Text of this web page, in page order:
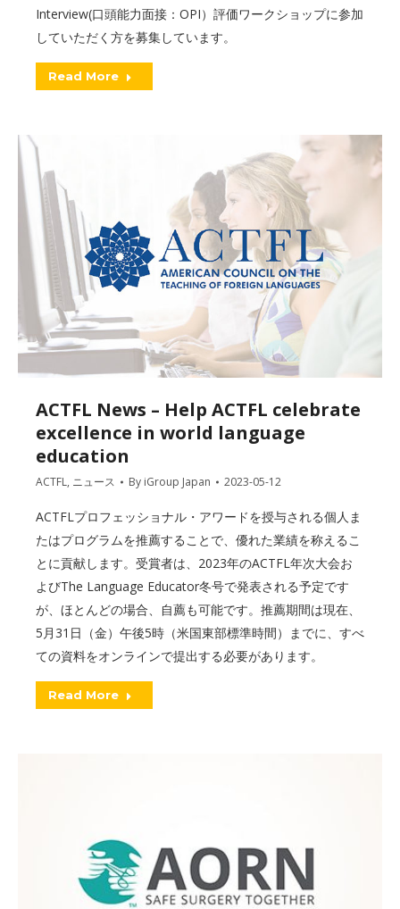
Interview(口頭能力面接：OPI）評価ワークショップに参加
していただく方を募集しています。
Read More
ACTFL News – Help ACTFL celebrate
excellence in world language
education
ACTFL, ニュース By iGroup Japan 2023-05-12
ACTFLプロフェッショナル・アワードを授与される個人ま
たはプログラムを推薦することで、優れた業績を称えるこ
とに貢献します。受賞者は、2023年のACTFL年次大会お
よびThe Language Educator冬号で発表される予定です
が、ほとんどの場合、自薦も可能です。推薦期間は現在、
5月31日（金）午後5時（米国東部標準時間）までに、すべ
ての資料をオンラインで提出する必要があります。
Read More